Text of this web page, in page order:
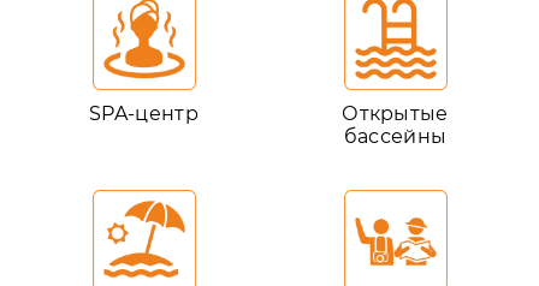
SPA-центр
Открытые
бассейны